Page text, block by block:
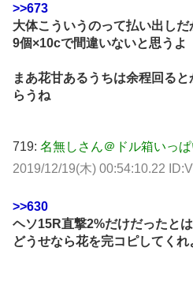
>>673
大体こういうのって払い出しだ
9個×10cで間違いないと思うよ
まあ花甘あるうちは余程回る
らうね
719: 名無しさん＠ドル箱いっぱ
2019/12/19(木) 00:54:10.22
>>630
ヘソ15R直撃2%だけだったと
どうせなら花を完コピしてくれ